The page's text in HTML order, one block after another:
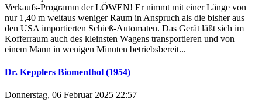
Verkaufs-Programm der LÖWEN! Er nimmt mit einer Länge von
nur 1,40 m weitaus weniger Raum in Anspruch als die bisher aus
den USA importierten Schieß-Automaten. Das Gerät läßt sich im
Kofferraum auch des kleinsten Wagens transportieren und von
einem Mann in wenigen Minuten betriebsbereit...
Dr. Kepplers Biomenthol (1954)
Donnerstag, 06 Februar 2025 22:57